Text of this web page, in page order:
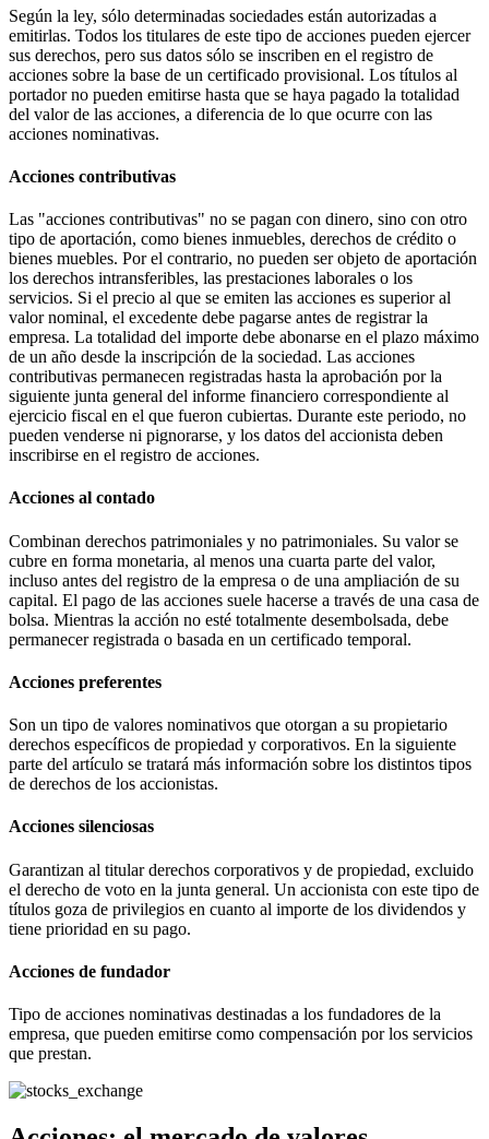
Según la ley, sólo determinadas sociedades están autorizadas a
emitirlas. Todos los titulares de este tipo de acciones pueden ejercer
sus derechos, pero sus datos sólo se inscriben en el registro de
acciones sobre la base de un certificado provisional. Los títulos al
portador no pueden emitirse hasta que se haya pagado la totalidad
del valor de las acciones, a diferencia de lo que ocurre con las
acciones nominativas.
Acciones contributivas
Las "acciones contributivas" no se pagan con dinero, sino con otro
tipo de aportación, como bienes inmuebles, derechos de crédito o
bienes muebles. Por el contrario, no pueden ser objeto de aportación
los derechos intransferibles, las prestaciones laborales o los
servicios. Si el precio al que se emiten las acciones es superior al
valor nominal, el excedente debe pagarse antes de registrar la
empresa. La totalidad del importe debe abonarse en el plazo máximo
de un año desde la inscripción de la sociedad. Las acciones
contributivas permanecen registradas hasta la aprobación por la
siguiente junta general del informe financiero correspondiente al
ejercicio fiscal en el que fueron cubiertas. Durante este periodo, no
pueden venderse ni pignorarse, y los datos del accionista deben
inscribirse en el registro de acciones.
Acciones al contado
Combinan derechos patrimoniales y no patrimoniales. Su valor se
cubre en forma monetaria, al menos una cuarta parte del valor,
incluso antes del registro de la empresa o de una ampliación de su
capital. El pago de las acciones suele hacerse a través de una casa de
bolsa. Mientras la acción no esté totalmente desembolsada, debe
permanecer registrada o basada en un certificado temporal.
Acciones preferentes
Son un tipo de valores nominativos que otorgan a su propietario
derechos específicos de propiedad y corporativos. En la siguiente
parte del artículo se tratará más información sobre los distintos tipos
de derechos de los accionistas.
Acciones silenciosas
Garantizan al titular derechos corporativos y de propiedad, excluido
el derecho de voto en la junta general. Un accionista con este tipo de
títulos goza de privilegios en cuanto al importe de los dividendos y
tiene prioridad en su pago.
Acciones de fundador
Tipo de acciones nominativas destinadas a los fundadores de la
empresa, que pueden emitirse como compensación por los servicios
que prestan.